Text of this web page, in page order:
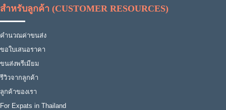
สำหรับลูกค้า (CUSTOMER RESOURCES)
คำนวณค่าขนส่ง
ขอใบเสนอราคา
ขนส่งพรีเมียม
รีวิวจากลูกค้า
ลูกค้าของเรา
For Expats in Thailand